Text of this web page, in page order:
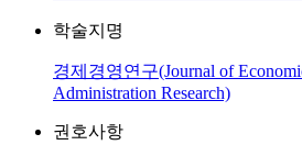
학술지명
경제경영연구(Journal of
Administration Research)
권호사항